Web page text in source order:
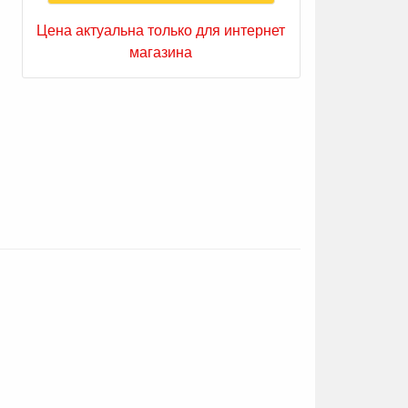
Цена актуальна только для интернет
магазина